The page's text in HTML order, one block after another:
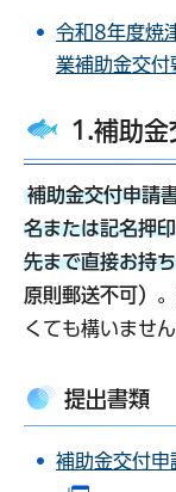
令和8年度焼
業補助金交
1.補助金
補助金交付申請
名または記名押印
先まで直接お持
原則郵送不可）。
くても構いません
提出書類
補助金交付申